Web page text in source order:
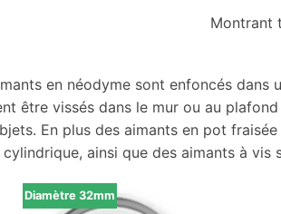
Montrant
en néodyme sont enfoncés
être vissés dans le mur ou au
En plus des aimants en pot
ainsi que des aimants à vis
Diamètre 32mm